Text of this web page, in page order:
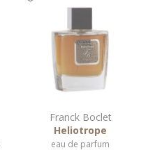
Franck Boclet
Heliotrope
eau de parfum